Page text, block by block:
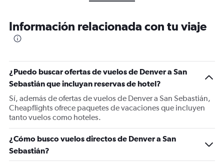
Información relacionada con tu viaje
¿Puedo buscar ofertas de vuelos de Denver a San
Sebastián que incluyan reservas de hotel?
Sí, además de ofertas de vuelos de Denver a San Sebastián,
Cheapflights ofrece paquetes de vacaciones que incluyen
tanto vuelos como hoteles.
¿Cómo busco vuelos directos de Denver a San
Sebastián?